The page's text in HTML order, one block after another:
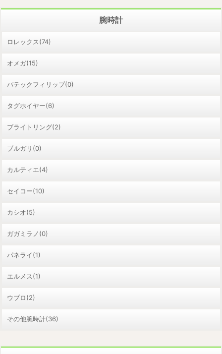
腕時計
ロレックス(74)
オメガ(15)
パテックフィリップ(0)
タグホイヤー(6)
ブライトリング(2)
ブルガリ(0)
カルティエ(4)
セイコー(10)
カシオ(5)
ガガミラノ(0)
パネライ(1)
エルメス(1)
ウブロ(2)
その他腕時計(36)